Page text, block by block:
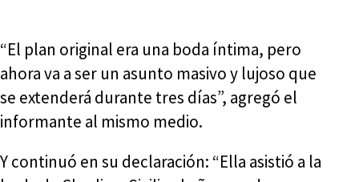
“El plan original era una boda íntima, pero
ahora va a ser un asunto masivo y lujoso que
se extenderá durante tres días”, agregó el
informante al mismo medio.
Y continuó en su declaración: “Ella asistió a la